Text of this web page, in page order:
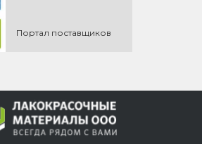
Портал поставщиков